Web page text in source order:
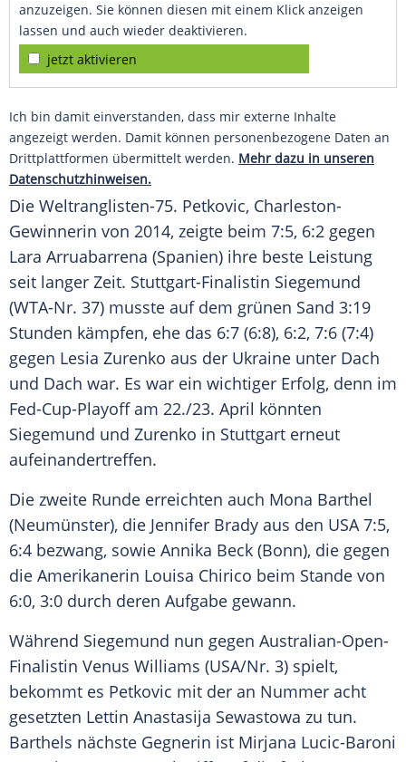
anzuzeigen. Sie können diesen mit einem Klick anzeigen
lassen und auch wieder deaktivieren.
jetzt aktivieren
Ich bin damit einverstanden, dass mir externe Inhalte
angezeigt werden. Damit können personenbezogene Daten an
Drittplattformen übermittelt werden. Mehr dazu in unseren
Datenschutzhinweisen.
Die Weltranglisten-75. Petkovic, Charleston-
Gewinnerin von 2014, zeigte beim 7:5, 6:2 gegen
Lara Arruabarrena (Spanien) ihre beste Leistung
seit langer Zeit. Stuttgart-Finalistin Siegemund
(WTA-Nr. 37) musste auf dem grünen Sand 3:19
Stunden kämpfen, ehe das 6:7 (6:8), 6:2, 7:6 (7:4)
gegen Lesia Zurenko aus der Ukraine unter Dach
und Dach war. Es war ein wichtiger Erfolg, denn im
Fed-Cup-Playoff am 22./23. April könnten
Siegemund und Zurenko in Stuttgart erneut
aufeinandertreffen.
Die zweite Runde erreichten auch Mona Barthel
(Neumünster), die Jennifer Brady aus den USA7:5,
6:4 bezwang, sowie Annika Beck (Bonn), die gegen
die Amerikanerin Louisa Chirico beim Stande von
6:0, 3:0 durch deren Aufgabe gewann.
Während Siegemund nun gegen Australian-Open-
Finalistin Venus Williams (USA/Nr. 3) spielt,
bekommt es Petkovic mit der an Nummer acht
gesetzten Lettin Anastasija Sewastowa zu tun.
Barthels nächste Gegnerin ist Mirjana Lucic-Baroni